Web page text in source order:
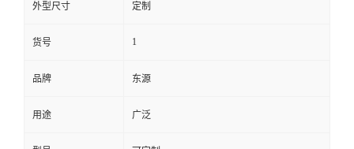
外型尺寸 定制
货号 1
品牌 东源
用途 广泛